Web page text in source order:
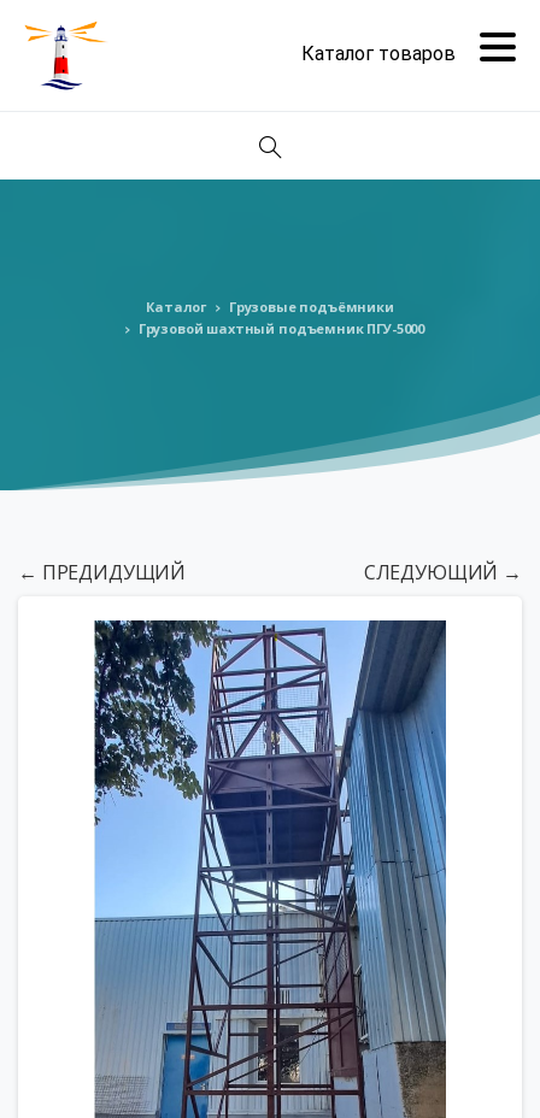
Поиск
Каталог
Грузовые подъёмники
Грузовой шахтный подъемник ПГУ-5000
← ПРЕДИДУЩИЙ СЛЕДУЮЩИЙ →